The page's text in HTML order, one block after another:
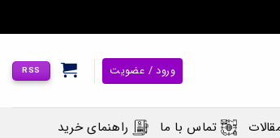
ورود / عضویت RSS
تماس با ما راهنمای خرید